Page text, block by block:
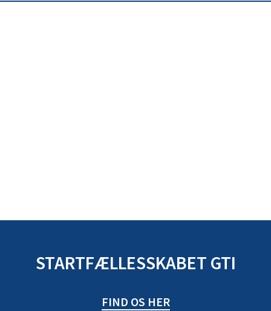
STARTFÆLLESSKABET GTI
FIND OS HER